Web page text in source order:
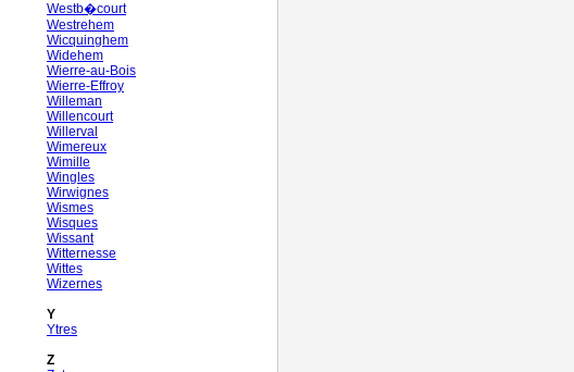
Westb�court
Westrehem
Wicquinghem
Widehem
Wierre-au-Bois
Wierre-Effroy
Willeman
Willencourt
Willerval
Wimereux
Wimille
Wingles
Wirwignes
Wismes
Wisques
Wissant
Witternesse
Wittes
Wizernes
Y
Ytres
Z